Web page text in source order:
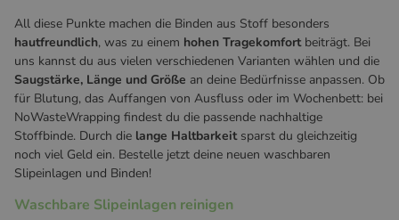
All diese Punkte machen die Binden aus Stoff besonders
hautfreundlich, was zu einem hohen Tragekomfortbeiträgt. Bei
uns kannst du aus vielen verschiedenen Varianten wählen und die
Saugstärke, Länge und Größe an deine Bedürfnisse anpassen. Ob
für Blutung, das Auffangen von Ausfluss oder im Wochenbett: bei
NoWasteWrapping findest du die passende nachhaltige
Stoffbinde. Durch die lange Haltbarkeitsparst du gleichzeitig
noch viel Geld ein. Bestelle jetzt deine neuen waschbaren
Slipeinlagen und Binden!
Waschbare Slipeinlagen reinigen